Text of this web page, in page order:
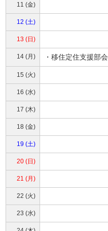
11 (金)
12 (土)
13 (日)
14 (月) ・移住定住支援部会
15 (火)
16 (水)
17 (木)
18 (金)
19 (土)
20 (日)
21 (月)
22 (火)
23 (水)